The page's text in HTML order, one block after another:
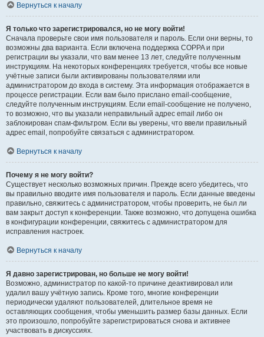
Вернуться к началу
Я только что зарегистрировался, но не могу войти!
Сначала проверьте свои имя пользователя и пароль. Если они верны, то
возможны два варианта. Если включена поддержка COPPA и при
регистрации вы указали, что вам менее 13 лет, следуйте полученным
инструкциям. На некоторых конференциях требуется, чтобы все новые
учётные записи были активированы пользователями или
администратором до входа в систему. Эта информация отображается в
процессе регистрации. Если вам было прислано email-сообщение,
следуйте полученным инструкциям. Если email-сообщение не получено,
то возможно, что вы указали неправильный адрес email либо он
заблокирован спам-фильтром. Если вы уверены, что ввели правильный
адрес email, попробуйте связаться с администратором.
Вернуться к началу
Почему я не могу войти?
Существует несколько возможных причин. Прежде всего убедитесь, что
вы правильно вводите имя пользователя и пароль. Если данные введены
правильно, свяжитесь с администратором, чтобы проверить, не был ли
вам закрыт доступ к конференции. Также возможно, что допущена ошибка
в конфигурации конференции, свяжитесь с администратором для
исправления настроек.
Вернуться к началу
Я давно зарегистрирован, но больше не могу войти!
Возможно, администратор по какой-то причине деактивировал или
удалил вашу учётную запись. Кроме того, многие конференции
периодически удаляют пользователей, длительное время не
оставляющих сообщения, чтобы уменьшить размер базы данных. Если
это произошло, попробуйте зарегистрироваться снова и активнее
участвовать в дискуссиях.